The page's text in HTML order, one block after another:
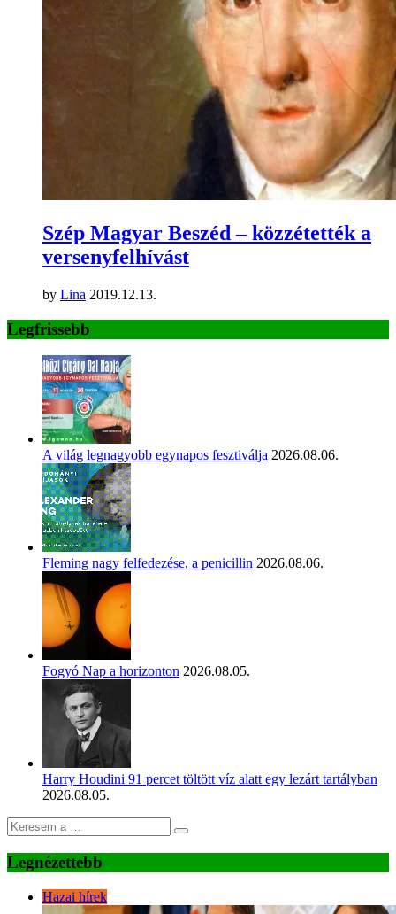
Szép Magyar Beszéd – közzétették a
versenyfelhívást
by Lina 2019.12.13.
Legfrissebb
A világ legnagyobb egynapos fesztiválja 2026.08.06.
Fleming nagy felfedezése, a penicillin 2026.08.06.
Fogyó Nap a horizonton 2026.08.05.
Harry Houdini 91 percet töltött víz alatt egy lezárt tartályban
2026.08.05.
Legnézettebb
Hazai hírek